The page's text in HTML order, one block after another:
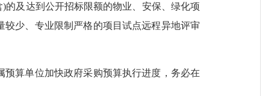
的及达到公开招标限额的物业、安保、绿化项
少、专业限制严格的项目试点远程异地评审
预算单位加快政府采购预算执行进度，务必在